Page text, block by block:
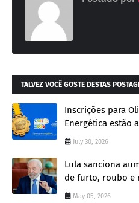
TALVEZ VOCÊ GOSTE DESTAS
Inscrições para
Energética estão
July 30, 2026
Lula sanciona
de furto, roubo e
May 05, 2026